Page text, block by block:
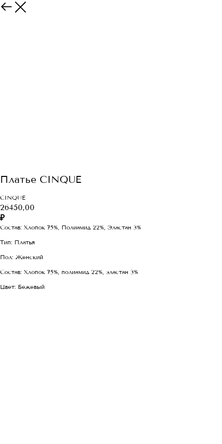
Платье CINQUE
CINQUE
26450,00
₽
Состав: Хлопок 75%, Полиамид 22%, Эластан 3%
Тип: Платья
Пол: Женский
Состав: Хлопок 75%, полиамид 22%, эластан 3%
Цвет: Бежевый